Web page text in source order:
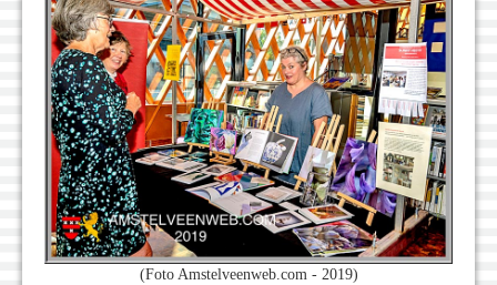
(Foto Amstelveenweb.com - 2019)